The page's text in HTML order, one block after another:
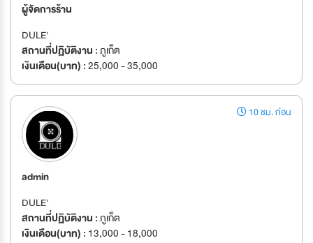
ผู้จัดการร้าน
DULE'
สถานที่ปฏิบัติงาน :ภูเก็ต
เงินเดือน(บาท) :25,000 - 35,000
10 ชม. ก่อน
admin
DULE'
สถานที่ปฏิบัติงาน :ภูเก็ต
เงินเดือน(บาท) : 13,000 - 18,000